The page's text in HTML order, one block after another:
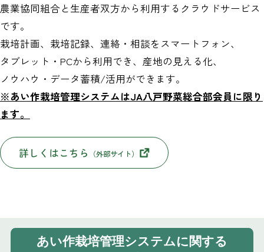
農業協同組合と生産者双方から利用するクラウドサービス
です。
栽培計画、栽培記録、連絡・相談をスマートフォン、
タブレット・PCから利用でき、産地の見える化、
ノウハウ・データ蓄積/活用ができます。
※あい作栽培管理システムはJA八戸野菜総合部会員に限り
ます。
詳しくはこちら （外部サイト）
あい作栽培管理システムに関する